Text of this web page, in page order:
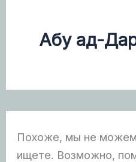
Абу ад-
Похоже, мы не можем
ищете. Возможно,